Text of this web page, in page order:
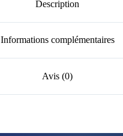
Description
Informations complémentaires
Avis (0)